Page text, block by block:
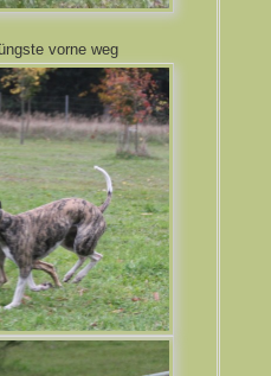
vorne weg